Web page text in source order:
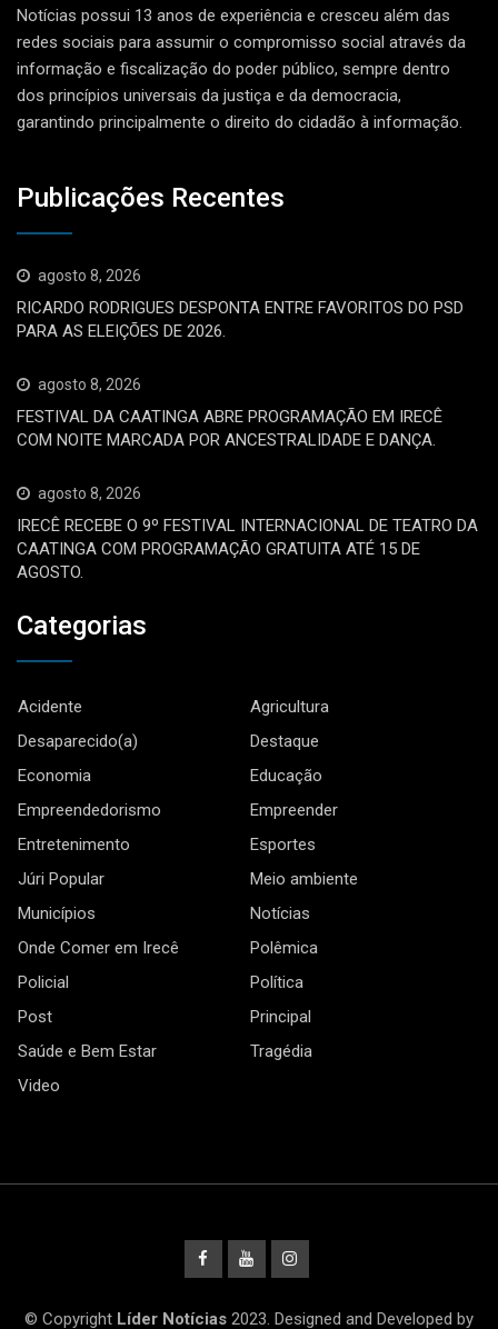
Notícias possui 13 anos de experiência e cresceu além das
redes sociais para assumir o compromisso social através da
informação e fiscalização do poder público, sempre dentro
dos princípios universais da justiça e da democracia,
garantindo principalmente o direito do cidadão à informação.
Publicações Recentes
agosto 8, 2026
RICARDO RODRIGUES DESPONTA ENTRE FAVORITOS DO PSD
PARA AS ELEIÇÕES DE 2026.
agosto 8, 2026
FESTIVAL DA CAATINGA ABRE PROGRAMAÇÃO EM IRECÊ
COM NOITE MARCADA POR ANCESTRALIDADE E DANÇA.
agosto 8, 2026
IRECÊ RECEBE O 9º FESTIVAL INTERNACIONAL DE TEATRO DA
CAATINGA COM PROGRAMAÇÃO GRATUITA ATÉ 15 DE
AGOSTO.
Categorias
Acidente
Agricultura
Desaparecido(a)
Destaque
Economia
Educação
Empreendedorismo
Empreender
Entretenimento
Esportes
Júri Popular
Meio ambiente
Municípios
Notícias
Onde Comer em Irecê
Polêmica
Policial
Política
Post
Principal
Saúde e Bem Estar
Tragédia
Video
© Copyright Líder Notícias 2023. Designed and Developed by